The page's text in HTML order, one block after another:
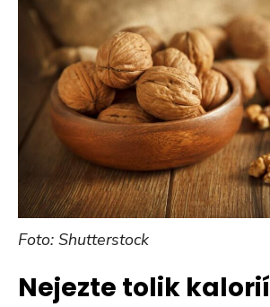
Foto: Shutterstock
Nejezte tolik kalorií